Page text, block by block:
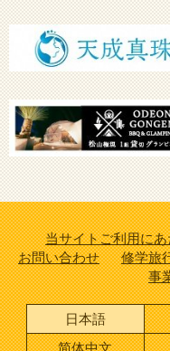
当サイトご利用に
お問い合わせ
修学旅
事
日本語
简体中文